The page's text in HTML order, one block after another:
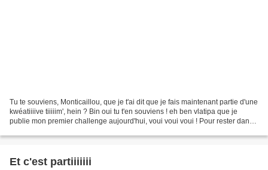
Tu te souviens, Monticaillou, que je t'ai dit que je fais maintenant partie d'une
kwéatiiiive tiiiiim', hein ? Bin oui tu t'en souviens ! eh ben vlatipa que je
publie mon premier challenge aujourd'hui, voui voui voui ! Pour rester dans
Et c'est partiiiiiii